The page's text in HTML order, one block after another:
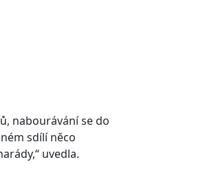
nabourávání se do
sdílí něco
uvedla.